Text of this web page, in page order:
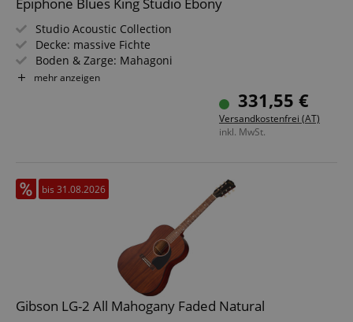
Studio Acoustic Collection
Decke: massive Fichte
Boden & Zarge: Mahagoni
Griffbrett/Hals: Palisander / Mahagoni
Elektronik: Fishman S-Core mit Presys VT-Vorverstärker
mehr anzeigen
331,55 €
Versandkostenfrei (AT)
inkl. MwSt.
bis 31.08.2026
Gibson LG-2 All Mahogany Faded Natural